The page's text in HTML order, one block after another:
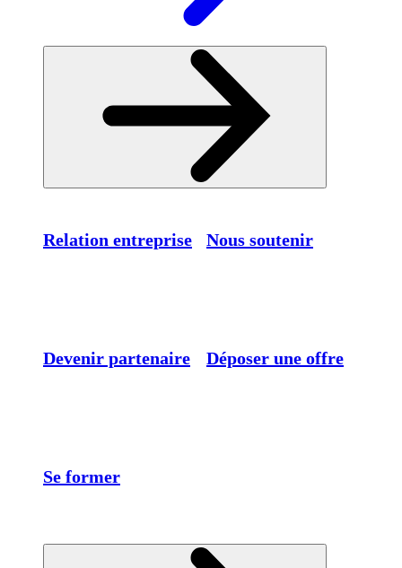
Relation entreprise Nous soutenir
Devenir partenaire Déposer une offre
Se former